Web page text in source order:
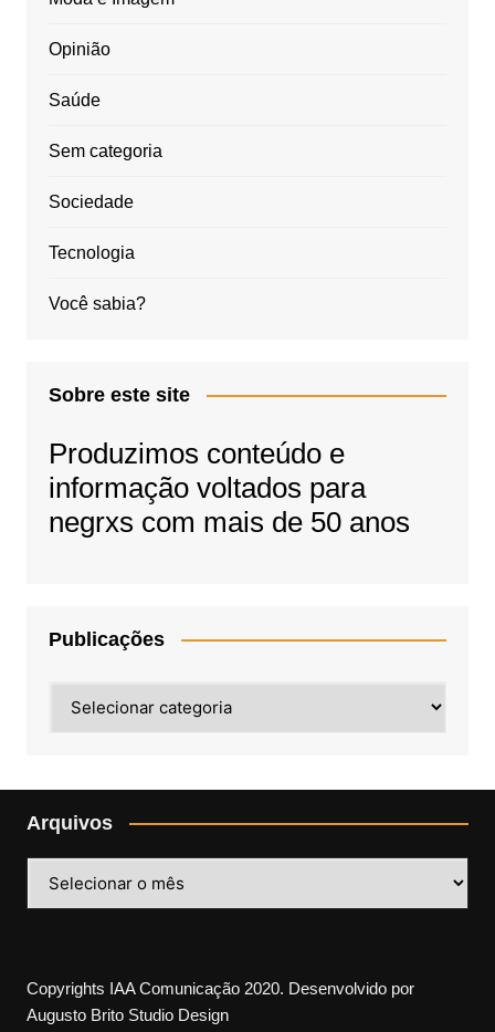
Opinião
Saúde
Sem categoria
Sociedade
Tecnologia
Você sabia?
Sobre este site
Produzimos conteúdo e
informação voltados para
negrxs com mais de 50 anos
Publicações
Arquivos
Copyrights IAA Comunicação 2020. Desenvolvido por
Augusto Brito Studio Design